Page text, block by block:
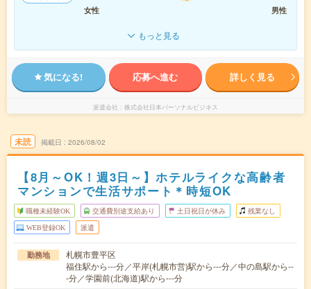
女性
男性
もっと見る
気になる! 応募へ進む 詳しく見る
派遣会社 株式会社日本パーソナルビジネス
未読 掲載日 2026/08/02
【8月～OK！週3日～】ホテルライクな高齢者
マンションで生活サポート＊時短OK
職種未経験OK 交通費別途支給あり 土日祝日が休み 残業なし
WEB登録OK 派遣
勤務地
札幌市豊平区
福住駅から---分／平岸(札幌市営)駅から---分／中の島駅から--
-分／学園前(北海道)駅から---分